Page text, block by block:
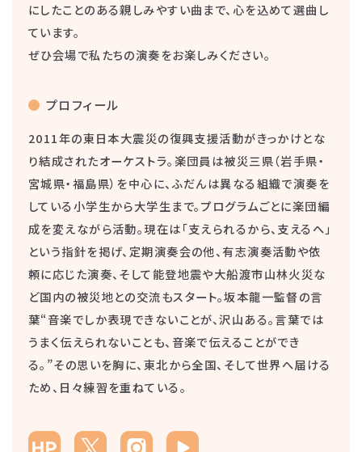
にしたことのある親しみやすい曲まで、心を込めて選曲し
ています。
ぜひ会場で私たちの演奏をお楽しみください。
プロフィール
2011年の東日本大震災の復興支援活動がきっかけとな
り結成されたオーケストラ。楽団員は被災三県（岩手県・
宮城県・福島県）を中心に、ふだんは異なる組織で演奏を
している小学生から大学生まで。プログラムごとに楽団編
成を変えながら活動。現在は「支えられるから、支えるへ」
という指針を掲げ、定期演奏会の他、有志演奏活動や依
頼に応じた演奏、そして能登地震や大船渡市山林火災な
ど国内の被災地との交流もスタート。坂本龍一監督の言
葉“音楽でしか表現できないことが、沢山ある。言葉では
うまく伝えられないことも、音楽で伝えることができ
る。”その思いを胸に、東北から全国、そして世界へ届ける
ため、日々練習を重ねている。